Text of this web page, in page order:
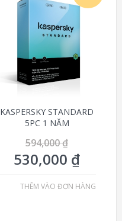
KASPERSKY STANDARD
5PC 1 NĂM
594,000₫
530,000 ₫
THÊM VÀO ĐƠN HÀNG